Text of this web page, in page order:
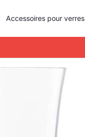
Accessoires pour verres